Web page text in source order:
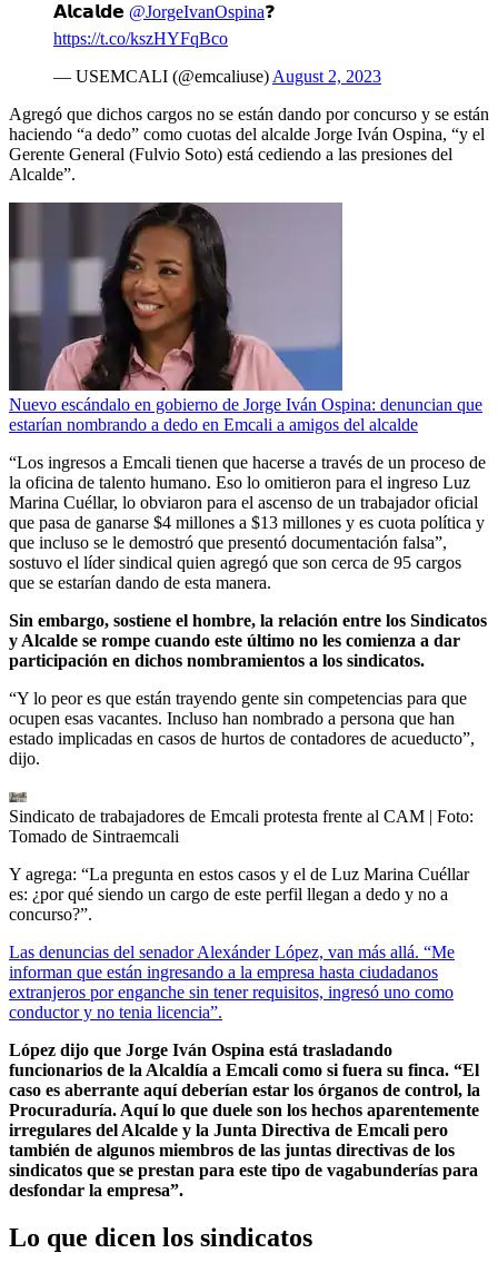
𝗔𝗹𝗰𝗮𝗹𝗱𝗲 @JorgeIvanOspina❓
https://t.co/kszHYFqBco
— USEMCALI (@emcaliuse) August 2, 2023
Agregó que dichos cargos no se están dando por concurso y se están
haciendo “a dedo” como cuotas del alcalde Jorge Iván Ospina, “y el
Gerente General (Fulvio Soto) está cediendo a las presiones del
Alcalde”.
Nuevo escándalo en gobierno de Jorge Iván Ospina: denuncian que
estarían nombrando a dedo en Emcali a amigos del alcalde
“Los ingresos a Emcali tienen que hacerse a través de un proceso de
la oficina de talento humano. Eso lo omitieron para el ingreso Luz
Marina Cuéllar, lo obviaron para el ascenso de un trabajador oficial
que pasa de ganarse $4 millones a $13 millones y es cuota política y
que incluso se le demostró que presentó documentación falsa”,
sostuvo el líder sindical quien agregó que son cerca de 95 cargos
que se estarían dando de esta manera.
Sin embargo, sostiene el hombre, la relación entre los Sindicatos
y Alcalde se rompe cuando este último no les comienza a dar
participación en dichos nombramientos a los sindicatos.
“Y lo peor es que están trayendo gente sin competencias para que
ocupen esas vacantes. Incluso han nombrado a persona que han
estado implicadas en casos de hurtos de contadores de acueducto”,
dijo.
Sindicato de trabajadores de Emcali protesta frente al CAM | Foto:
Tomado de Sintraemcali
Y agrega: “La pregunta en estos casos y el de Luz Marina Cuéllar
es: ¿por qué siendo un cargo de este perfil llegan a dedo y no a
concurso?”.
Las denuncias del senador Alexánder López, van más allá. “Me
informan que están ingresando a la empresa hasta ciudadanos
extranjeros por enganche sin tener requisitos, ingresó uno como
conductor y no tenia licencia”.
López dijo que Jorge Iván Ospina está trasladando
funcionarios de la Alcaldía a Emcali como si fuera su finca. “El
caso es aberrante aquí deberían estar los órganos de control, la
Procuraduría. Aquí lo que duele son los hechos aparentemente
irregulares del Alcalde y la Junta Directiva de Emcali pero
también de algunos miembros de las juntas directivas de los
sindicatos que se prestan para este tipo de vagabunderías para
desfondar la empresa”.
Lo que dicen los sindicatos